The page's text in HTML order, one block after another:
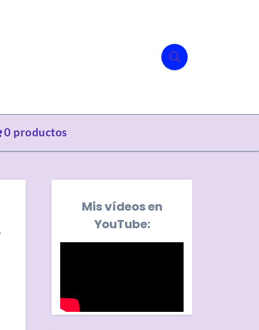
0 productos
Mis vídeos en
YouTube: